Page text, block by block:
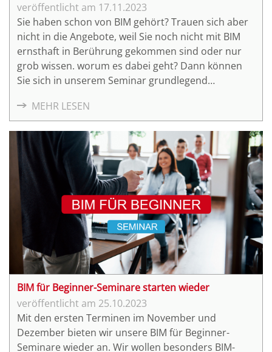
17.11.2023
Sie haben schon von BIM gehört? Trauen sich aber
nicht in die Angebote, weil Sie noch nicht mit BIM
ernsthaft in Berührung gekommen sind oder nur
grob wissen. worum es dabei geht? Dann können
Sie sich in unserem Seminar grundlegend
MEHR LESEN
BIM für Beginner-Seminare starten wieder
25.10.2023
Mit den ersten Terminen im November und
Dezember bieten wir unsere BIM für Beginner-
Seminare wieder an. Wir wollen besonders BIM-